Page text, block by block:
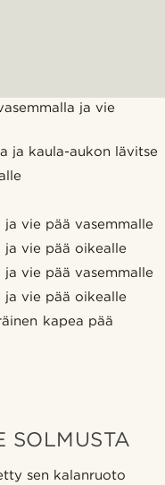
ja vie
ja kaula-aukon lävitse
vie pää vasemmalle
ja vie pää oikealle
vie pää vasemmalle
ja vie pää oikealle
kapea pää
SOLMUSTA
sen kalanruoto